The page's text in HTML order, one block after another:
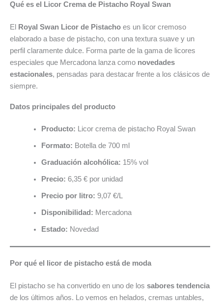
Qué es el Licor Crema de Pistacho Royal Swan
El Royal Swan Licor de Pistacho es un licor cremoso
elaborado a base de pistacho, con una textura suave y un
perfil claramente dulce. Forma parte de la gama de licores
especiales que Mercadona lanza como novedades
estacionales, pensadas para destacar frente a los clásicos de
siempre.
Datos principales del producto
Producto: Licor crema de pistacho Royal Swan
Formato: Botella de 700 ml
Graduación alcohólica: 15% vol
Precio: 6,35 € por unidad
Precio por litro: 9,07 €/L
Disponibilidad: Mercadona
Estado: Novedad
Por qué el licor de pistacho está de moda
El pistacho se ha convertido en uno de los sabores tendencia
de los últimos años. Lo vemos en helados, cremas untables,